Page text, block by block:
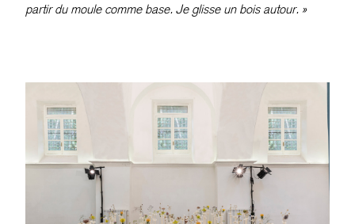
partir du moule comme base. Je glisse un bois autour. »